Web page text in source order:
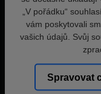
„V pořádku“
vám poskytovali
vašich údajů. Svůj
Spravovat